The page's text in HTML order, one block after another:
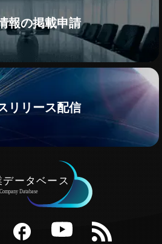
報の掲載申請
リリース配信
RSS